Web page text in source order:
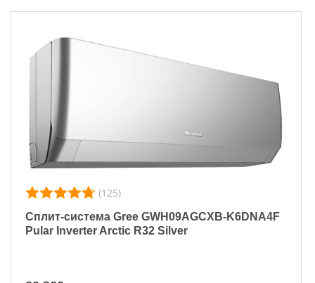
(125)
Сплит-система Gree GWH09AGCXB-K6DNA4F
Pular Inverter Arctic R32 Silver